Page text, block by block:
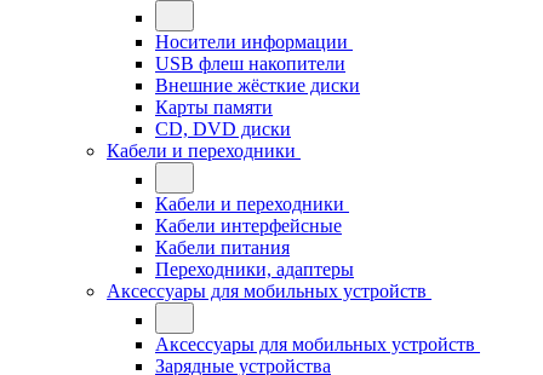
Носители информации
USB флеш накопители
Внешние жёсткие диски
Карты памяти
CD, DVD диски
Кабели и переходники
Кабели и переходники
Кабели интерфейсные
Кабели питания
Переходники, адаптеры
Аксессуары для мобильных устройств
Аксессуары для мобильных устройств
Зарядные устройства